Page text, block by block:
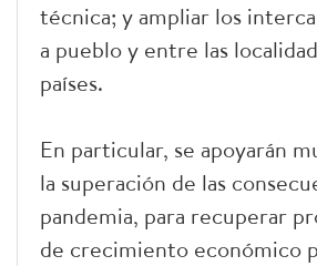
técnica; y ampliar los
a pueblo y entre las
países.
En particular, se apoyarán
la superación de las
pandemia, para recuperar
de crecimiento económico